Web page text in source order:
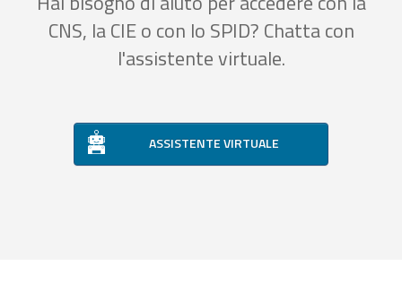
CNS, la CIE o con lo SPID? Chatta con
l'assistente virtuale.
ASSISTENTE VIRTUALE